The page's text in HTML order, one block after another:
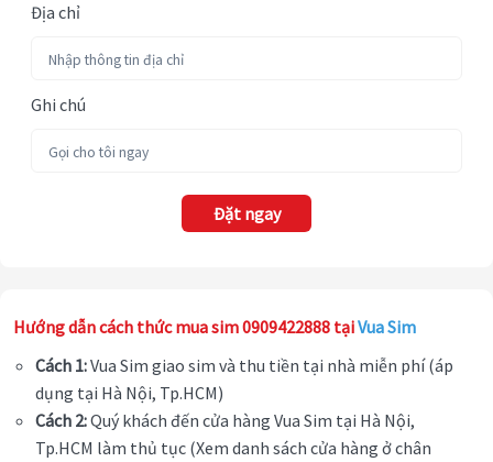
Địa chỉ
Ghi chú
Đặt ngay
Hướng dẫn cách thức mua sim 0909422888 tạiVua Sim
Cách 1:Vua Sim giao sim và thu tiền tại nhà miễn phí (áp
dụng tại Hà Nội, Tp.HCM)
Cách 2:Quý khách đến cửa hàng Vua Sim tại Hà Nội,
Tp.HCM làm thủ tục (Xem danh sách cửa hàng ở chân